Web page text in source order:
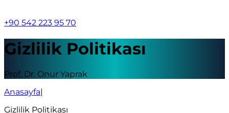
+90 542 223 95 70
Gizlilik Politikası
Prof. Dr. Onur Yaprak
Anasayfa|
Gizlilik Politikası